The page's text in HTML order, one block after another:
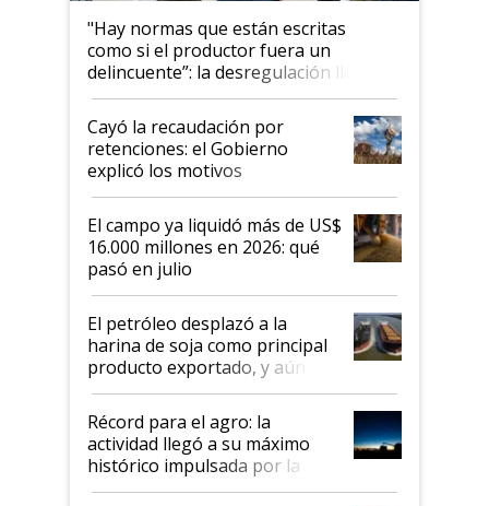
"Hay normas que están escritas
como si el productor fuera un
delincuente”: la desregulación llegó
al Congreso Aapresid y hasta se
habló del financiamiento al IPCVA
Cayó la recaudación por
retenciones: el Gobierno
explicó los motivos
El campo ya liquidó más de US$
16.000 millones en 2026: qué
pasó en julio
El petróleo desplazó a la
harina de soja como principal
producto exportado, y aún así
el agro aportó casi seis de cada
diez dólares y sostuvo el
liderazgo en un semestre
récord
Récord para el agro: la
actividad llegó a su máximo
histórico impulsada por la
cosecha y las exportaciones